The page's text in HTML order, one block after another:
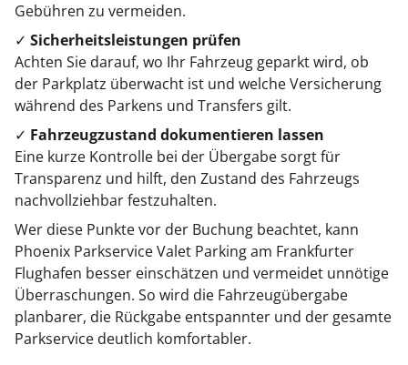
Gebühren zu vermeiden.
✓ Sicherheitsleistungen prüfen
Achten Sie darauf, wo Ihr Fahrzeug geparkt wird, ob
der Parkplatz überwacht ist und welche Versicherung
während des Parkens und Transfers gilt.
✓ Fahrzeugzustand dokumentieren lassen
Eine kurze Kontrolle bei der Übergabe sorgt für
Transparenz und hilft, den Zustand des Fahrzeugs
nachvollziehbar festzuhalten.
Wer diese Punkte vor der Buchung beachtet, kann
Phoenix Parkservice Valet Parking am Frankfurter
Flughafen besser einschätzen und vermeidet unnötige
Überraschungen. So wird die Fahrzeugübergabe
planbarer, die Rückgabe entspannter und der gesamte
Parkservice deutlich komfortabler.